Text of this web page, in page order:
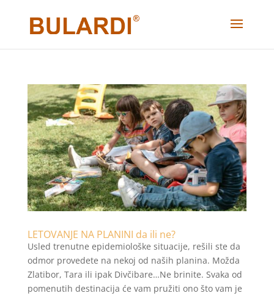
LETOVANJE NA PLANINI da ili ne?
Usled trenutne epidemiološke situacije, rešili ste da
odmor provedete na nekoj od naših planina. Možda
Zlatibor, Tara ili ipak Divčibare…Ne brinite. Svaka od
pomenutih destinacija će vam pružiti ono što vam je